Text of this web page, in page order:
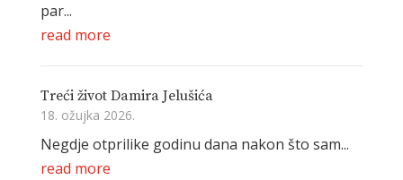
par...
read more
Treći život Damira Jelušića
18. ožujka 2026.
Negdje otprilike godinu dana nakon što sam...
read more